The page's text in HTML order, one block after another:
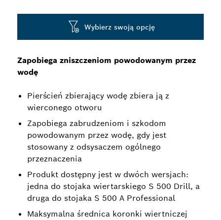
Zapobiega zniszczeniom powodowanym przez
wodę
Pierścień zbierający wodę zbiera ją z
wierconego otworu
Zapobiega zabrudzeniom i szkodom
powodowanym przez wodę, gdy jest
stosowany z odsysaczem ogólnego
przeznaczenia
Produkt dostępny jest w dwóch wersjach:
jedna do stojaka wiertarskiego S 500 Drill, a
druga do stojaka S 500 A Professional
Maksymalna średnica koronki wiertniczej
Wybierz swoją opcję